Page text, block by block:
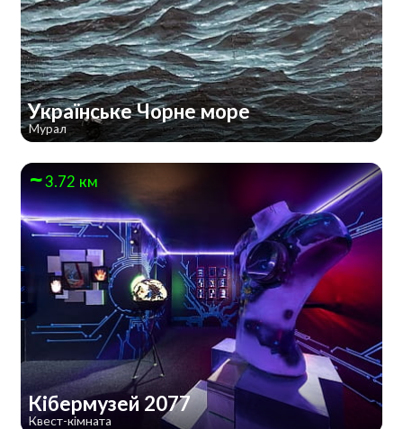
Українське Чорне море
Мурал
3.72 км
Кібермузей 2077
Квест-кімната